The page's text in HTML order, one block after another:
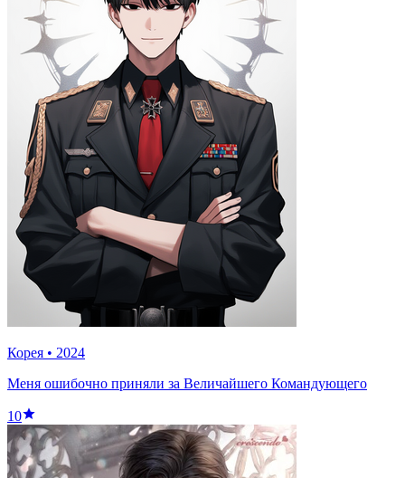
Корея • 2024
Меня ошибочно приняли за Величайшего Командующего
10